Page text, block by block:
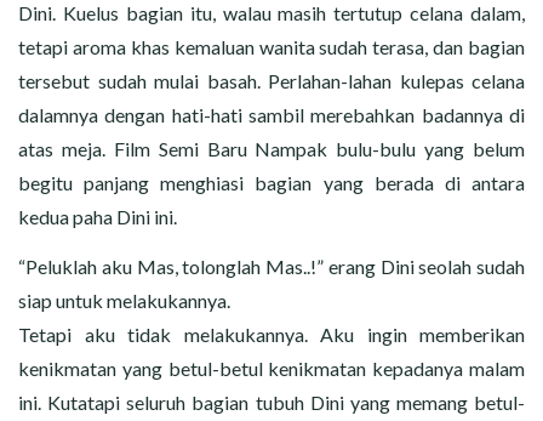
Dini. Kuelus bagian itu, walau masih tertutup celana dalam,
tetapi aroma khas kemaluan wanita sudah terasa, dan bagian
tersebut sudah mulai basah. Perlahan-lahan kulepas celana
dalamnya dengan hati-hati sambil merebahkan badannya di
atas meja. Film Semi Baru Nampak bulu-bulu yang belum
begitu panjang menghiasi bagian yang berada di antara
kedua paha Dini ini.
“Peluklah aku Mas, tolonglah Mas..!” erang Dini seolah sudah
siap untuk melakukannya.
Tetapi aku tidak melakukannya. Aku ingin memberikan
kenikmatan yang betul-betul kenikmatan kepadanya malam
ini. Kutatapi seluruh bagian tubuh Dini yang memang betul-